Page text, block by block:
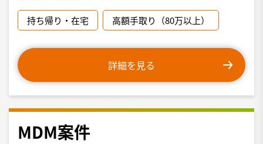
持ち帰り・在宅 高額手取り（80万以上）
詳細を見る
MDM案件